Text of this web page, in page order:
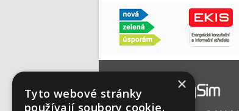
×
Tyto webové stránky
používají soubory cookie.